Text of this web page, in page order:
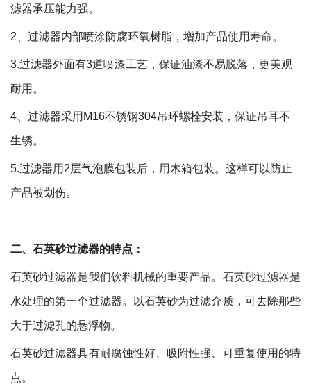
滤器承压能力强。
2 、过滤器内部喷涂防腐环氧树脂，增加产品使用寿命。
3.过滤器外面有3道喷漆工艺，保证油漆不易脱落，更美观
耐用。
4 、过滤器采用 M16不锈钢304吊环螺栓安装，保证吊耳不
生锈。
5.过滤器用 2层气泡膜包装后，用木箱包装。这样可以防止
产品被划伤。
二、石英砂过滤器的特点：
石英砂过滤器是我们饮料机械的重要产品。石英砂过滤器是
水处理的第一个过滤器。以石英砂为过滤介质，可去除那些
大于过滤孔的悬浮物。
石英砂过滤器具有耐腐蚀性好、吸附性强、可重复使用的特
点。